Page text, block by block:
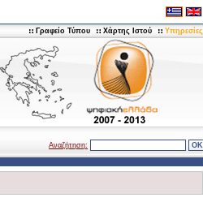
Γραφείο Τύπου Χάρτης Ιστού Υπηρεσίες
Αναζήτηση: